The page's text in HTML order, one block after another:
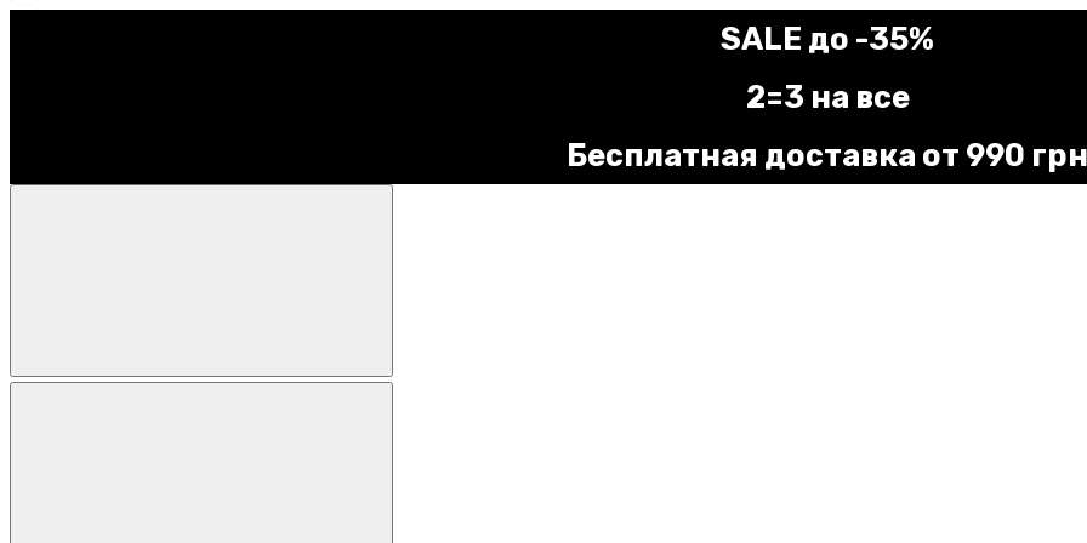
SALE до -35%
2=3 на все
Бесплатная доставка от 990 грн